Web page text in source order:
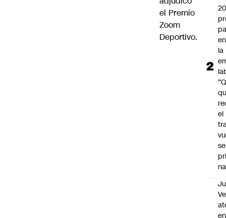
el Premio
Zoom
Deportivo.
20
la
el